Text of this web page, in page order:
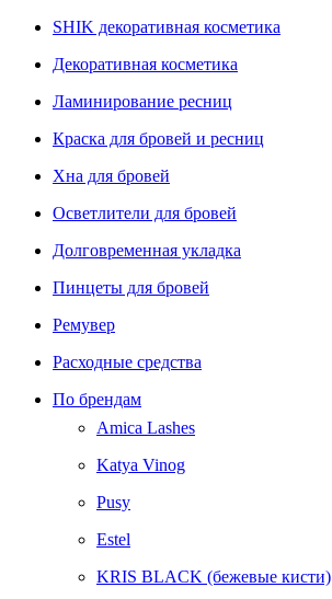
SHIK декоративная косметика
Декоративная косметика
Ламинирование ресниц
Краска для бровей и ресниц
Хна для бровей
Осветлители для бровей
Долговременная укладка
Пинцеты для бровей
Ремувер
Расходные средства
По брендам
Amica Lashes
Katya Vinog
Pusy
Estel
KRIS BLACK (бежевые кисти)